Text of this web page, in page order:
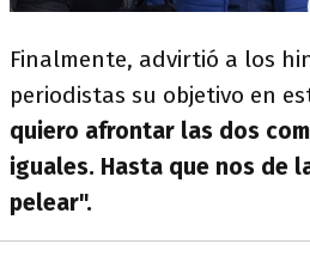
Finalmente, advirtió a los
periodistas su objetivo en
quiero afrontar las dos
iguales. Hasta que nos de
pelear".